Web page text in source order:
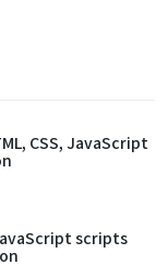
CSS, JavaScript
scripts